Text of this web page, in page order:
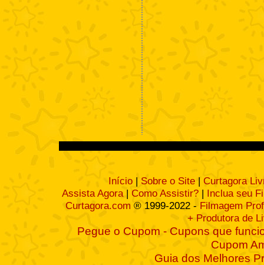
Início | Sobre o Site | Curtagora
Assista Agora| Como Assistir? | Inclua seu
Curtagora.com ® 1999-2022 - Filmagem
+ Produtora de
Pegue o Cupom - Cupons que
Cupom
Guia dos Melhores